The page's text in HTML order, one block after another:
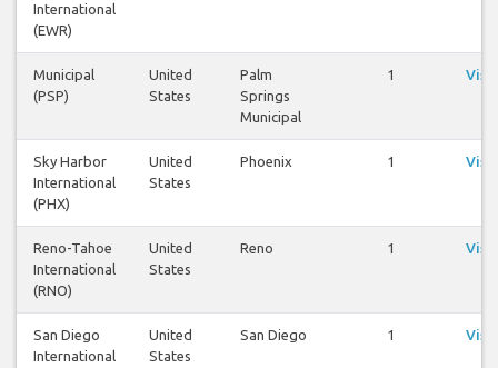
International
(EWR)
Municipal
(PSP)
United
States
Palm
Springs
Municipal
1
Sky Harbor
International
(PHX)
United
States
Phoenix 1
Reno-Tahoe
International
(RNO)
United
States
Reno 1
San Diego
International
United
States
San Diego 1